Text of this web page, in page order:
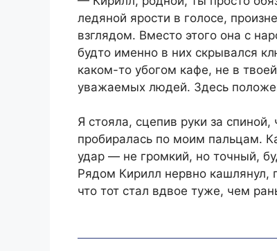
ледяной ярости в голосе,
взглядом. Вместо этого она с
будто именно в них скрывался
каком-то убогом кафе, не в
уважаемых людей. Здесь
Я стояла, сцепив руки за
пробиралась по моим пальцам.
удар — не громкий, но точный,
Рядом Кирилл нервно кашлянул,
что тот стал вдвое туже, чем